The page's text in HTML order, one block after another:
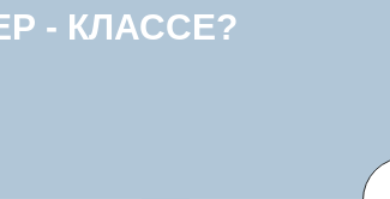
- КЛАССЕ?